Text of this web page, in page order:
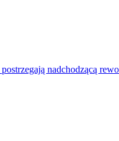
nadchodzącą